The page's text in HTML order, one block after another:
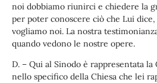
noi dobbiamo riunirci e chiedere la
per poter conoscere ciò che Lui
vogliamo noi. La nostra
quando vedono le nostre opere.
D. – Qui al Sinodo è rappresentata la
nello specifico della Chiesa che lei